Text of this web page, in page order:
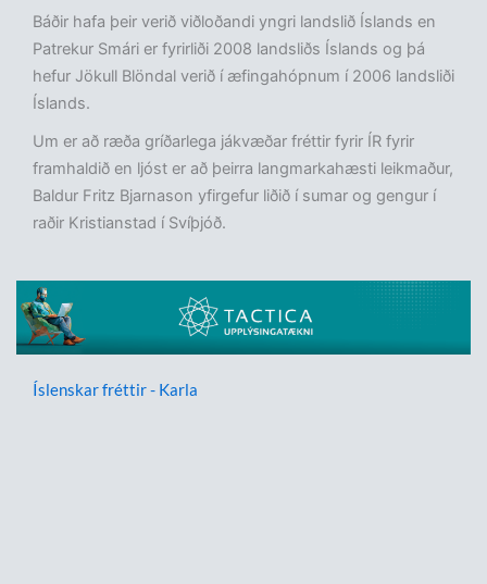
Báðir hafa þeir verið viðloðandi yngri landslið Íslands en
Patrekur Smári er fyrirliði 2008 landsliðs Íslands og þá
hefur Jökull Blöndal verið í æfingahópnum í 2006 landsliði
Íslands.
Um er að ræða gríðarlega jákvæðar fréttir fyrir ÍR fyrir
framhaldið en ljóst er að þeirra langmarkahæsti leikmaður,
Baldur Fritz Bjarnason yfirgefur liðið í sumar og gengur í
raðir Kristianstad í Svíþjóð.
Íslenskar fréttir - Karla